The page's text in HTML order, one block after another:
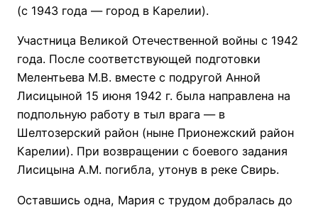
(с 1943 года — город в Карелии).
Участница Великой Отечественной войны с 1942
года. После соответствующей подготовки
Мелентьева М.В. вместе с подругой Анной
Лисицыной 15 июня 1942 г. была направлена на
подпольную работу в тыл врага — в
Шелтозерский район (ныне Прионежский район
Карелии). При возвращении с боевого задания
Лисицына А.М. погибла, утонув в реке Свирь.
Оставшись одна, Мария с трудом добралась до